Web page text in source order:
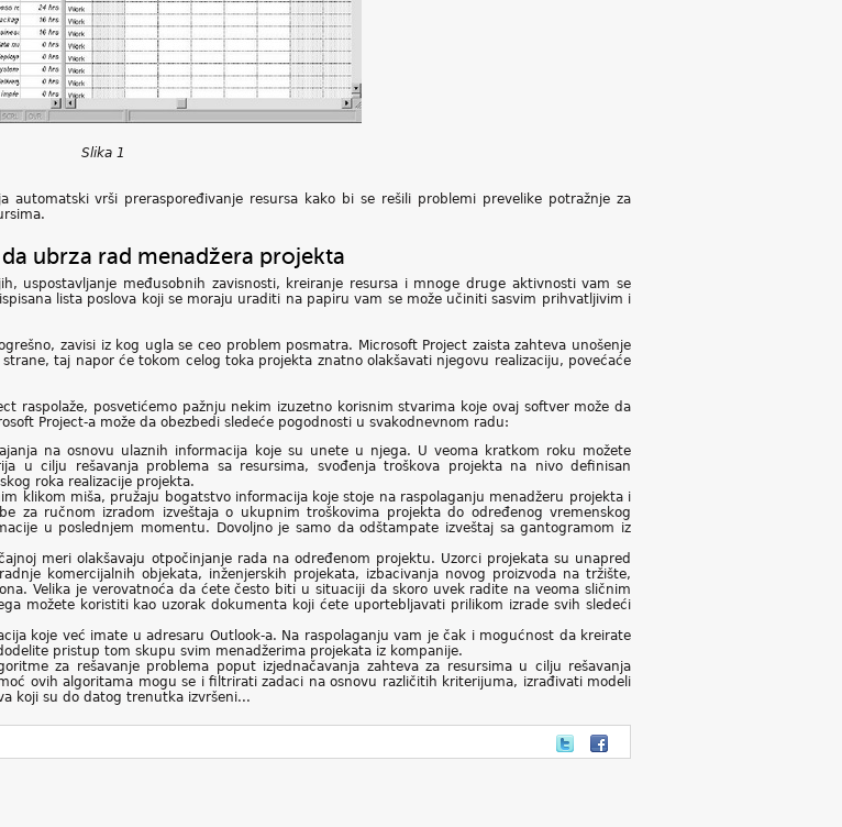
Slika 1
automatski vrši preraspoređivanje resursa kako bi se rešili problemi prevelike potražnje za
ubrza rad menadžera projekta
uspostavljanje međusobnih zavisnosti, kreiranje resursa i mnoge druge aktivnosti vam se
lista poslova koji se moraju uraditi na papiru vam se može učiniti sasvim prihvatljivim i
zavisi iz kog ugla se ceo problem posmatra. Microsoft Project zaista zahteva unošenje
taj napor će tokom celog toka projekta znatno olakšavati njegovu realizaciju, povećaće
raspolaže, posvetićemo pažnju nekim izuzetno korisnim stvarima koje ovaj softver može da
Project-a može da obezbedi sledeće pogodnosti u svakodnevnom radu:
na osnovu ulaznih informacija koje su unete u njega. U veoma kratkom roku možete
u cilju rešavanja problema sa resursima, svođenja troškova projekta na nivo definisan
roka realizacije projekta.
klikom miša, pružaju bogatstvo informacija koje stoje na raspolaganju menadžeru projekta i
za ručnom izradom izveštaja o ukupnim troškovima projekta do određenog vremenskog
u poslednjem momentu. Dovoljno je samo da odštampate izveštaj sa gantogramom iz
meri olakšavaju otpočinjanje rada na određenom projektu. Uzorci projekata su unapred
komercijalnih objekata, inženjerskih projekata, izbacivanja novog proizvoda na tržište,
Velika je verovatnoća da ćete često biti u situaciji da skoro uvek radite na veoma sličnim
možete koristiti kao uzorak dokumenta koji ćete uportebljavati prilikom izrade svih sledeći
koje već imate u adresaru Outlook-a. Na raspolaganju vam je čak i mogućnost da kreirate
pristup tom skupu svim menadžerima projekata iz kompanije.
za rešavanje problema poput izjednačavanja zahteva za resursima u cilju rešavanja
ovih algoritama mogu se i filtrirati zadaci na osnovu različitih kriterijuma, izrađivati modeli
koji su do datog trenutka izvršeni...